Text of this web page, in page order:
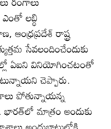
లబ్ధి
రాష్ట్ర
సేవలందించేందుకు
ఏఐని వినియోగించటంతో
చెప్పారు.
పోతున్నాయన్న
భారత్‌లో మాత్రం అందుకు